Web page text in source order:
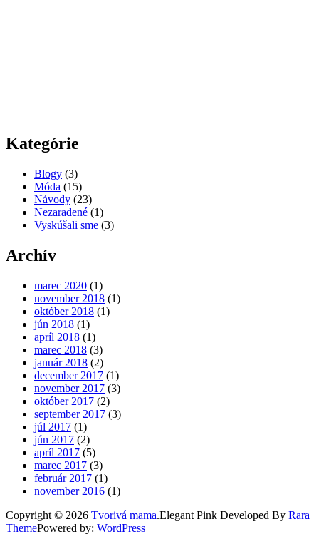
Kategórie
Blogy (3)
Móda (15)
Návody (23)
Nezaradené (1)
Vyskúšali sme (3)
Archív
marec 2020 (1)
november 2018 (1)
október 2018 (1)
jún 2018 (1)
apríl 2018 (1)
marec 2018 (3)
január 2018 (2)
december 2017 (1)
november 2017 (3)
október 2017 (2)
september 2017 (3)
júl 2017 (1)
jún 2017 (2)
apríl 2017 (5)
marec 2017 (3)
február 2017 (1)
november 2016 (1)
Copyright © 2026 Tvorivá mama.Elegant Pink Developed By Rara
ThemePowered by: WordPress